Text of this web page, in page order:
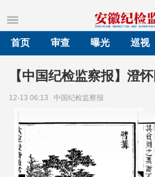
首页
审查 曝光 巡视
【中国纪检监察报】澄
12-13 06:13 中国纪检监察报